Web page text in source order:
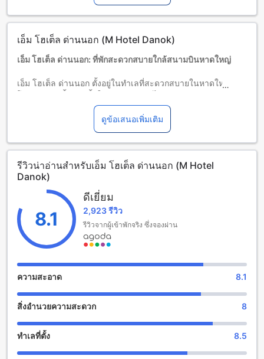
บริการเตียงเสริมขึ้นอยู่กับประเภทห้องที่เลือก กรุณาตรวจสอบ
จำนวนผู้เข้าพักที่กำหนดในแต่ละห้องสำหรับข้อมูลเพิ่มเติม
นโยบายที่แตกต่างหรือเงื่อนไขเพิ่มเติม
เอ็ม โฮเต็ล ด่านนอก (M Hotel Danok)
เอ็ม โฮเต็ล ด่านนอก: ที่พักสะดวกสบายใกล้สนามบินหาดใหญ่
เอ็ม โฮเต็ล ด่านนอก ตั้งอยู่ในทำเลที่สะดวกสบายในหาดใหญ่
ล่าสุดในปี 2018 เพื่อให้บริการที่พักที่ทันสมัยและสะอาดสะอ้าน
ด้วยจำนวนห้องพักกว่า 150 ห้อง โรงแรมนี้เหมาะสำหรับนักเดิน
ทางที่ต้องการความสะดวกและความสบายในการเดินทางไปยัง
สนามบินหาดใหญ่ ซึ่งใช้เวลาเพียง 60 นาทีจากโรงแรมถึงสนาม
บิน ทำให้เป็นตัวเลือกที่ยอดเยี่ยมสำหรับนักท่องเที่ยวและนักธุรกิจ
ที่ต้องการความคล่องตัวในการเดินทาง
เช็คอินได้ตั้งแต่เวลา 14:00 น. และเช็คเอาท์ก่อนเที่ยงวัน (12:00
น.) เพื่อให้แขกสามารถจัดการเวลาได้อย่างมีประสิทธิภาพ สำหรับ
ครอบครัวที่มีเด็กเล็ก โรงแรมอนุญาตให้เด็กอายุระหว่าง 2 ถึง 6 ปี
เข้าพักฟรีโดยไม่เสียค่าใช้จ่าย ทำให้เป็นตัวเลือกที่เหมาะสม
สำหรับครอบครัวที่ต้องการความสะดวกสบายและความคุ้มค่าใน
การเข้าพัก
ทำให้คุณสนุกสนานและผ่อนคลายได้อย่างเต็มที่ โรงแรมมีบาร์ที่
สะดวกสบายที่คุณสามารถนั่งพักผ่อนและสัมผัสบรรยากาศที่เป็น
สมบูรณ์แบบในการผ่อนคลายกล้ามเนื้อและล้างพิษจากตัวคุณได้
ดูข้อเสนอเพิ่มเติม
รีวิวน่าอ่านสำหรับเอ็ม โฮเต็ล ด่านนอก (M Hotel
Danok)
8.1
ดีเยี่ยม
2,923 รีวิว
รีวิวจากผู้เข้าพักจริง ซึ่งจองผ่าน
ความสะอาด 8.1
สิ่งอำนวยความสะดวก 8
ทำเลที่ตั้ง 8.5